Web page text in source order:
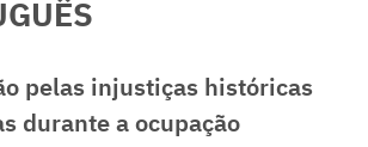
pelas injustiças históricas
durante a ocupação